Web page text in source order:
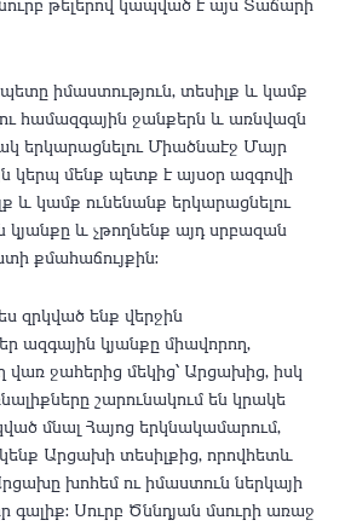
թելերով կապված է այս Տաճարի
իմաստություն, տեսիլք և կամք
համազգային ջանքերն և առնվազն
երկարացնելու Միածնաէջ Մայր
կերպ մենք պետք է այսօր ազգովի
և կամք ունենանք երկարացնելու
և չթողնենք այդ սրբազան
քմահաճույքին:
զրկված ենք վերջին
ազգային կյանքը միավորող,
վառ ջահերից մեկից՝ Արցախից, իսկ
շարունակում են կրակե
մնալ Հայոց երկնակամարում,
Արցախի տեսիլքից, որովհետև
խոհեմ ու իմաստուն ներկայի
գալիք: Սուրբ Ծննդյան մսուրի առաջ